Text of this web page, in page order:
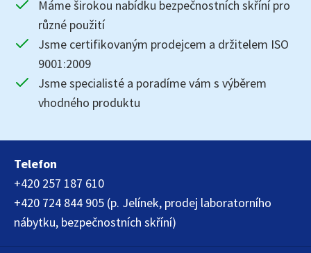
Máme širokou nabídku bezpečnostních skříní pro
různé použití
Jsme certifikovaným prodejcem a držitelem ISO
9001:2009
Jsme specialisté a poradíme vám s výběrem
vhodného produktu
Telefon
+420 257 187 610
+420 724 844 905 (p. Jelínek, prodej laboratorního
nábytku, bezpečnostních skříní)